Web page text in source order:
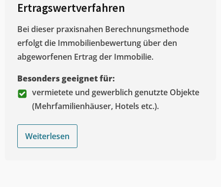
Ertragswertverfahren
Bei dieser praxisnahen Berechnungsmethode
erfolgt die Immobilienbewertung über den
abgeworfenen Ertrag der Immobilie.
Besonders geeignet für:
vermietete und gewerblich genutzte Objekte
(Mehrfamilienhäuser, Hotels etc.).
Weiterlesen